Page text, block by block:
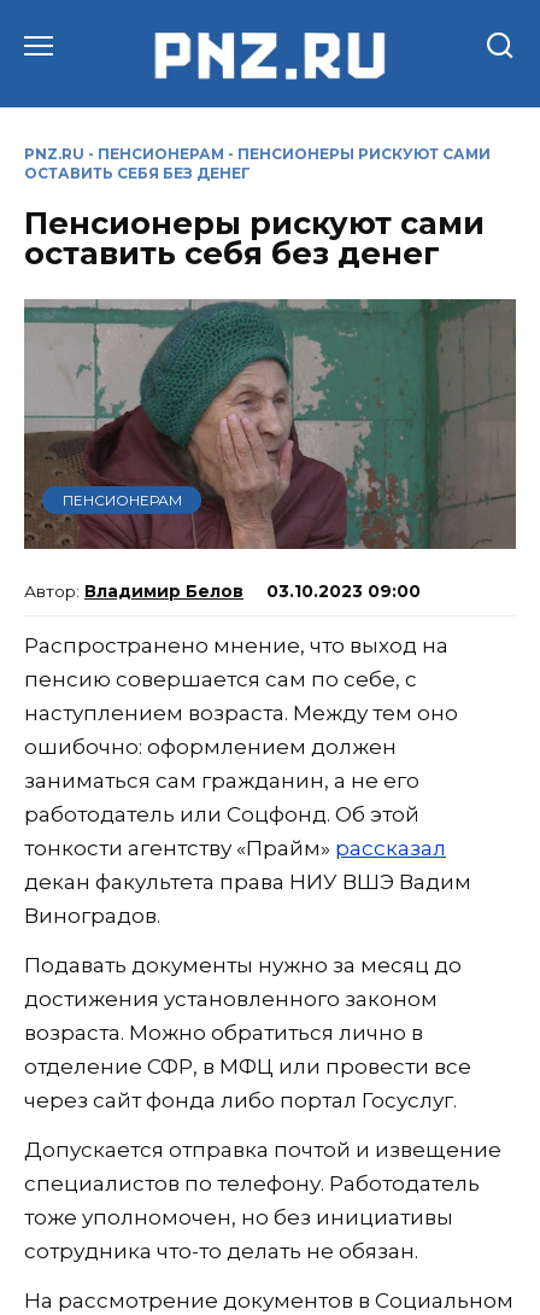
PNZ.RU - ПЕНСИОНЕРАМ - ПЕНСИОНЕРЫ РИСКУЮТ САМИ
ОСТАВИТЬ СЕБЯ БЕЗ ДЕНЕГ
Пенсионеры рискуют сами
оставить себя без денег
ПЕНСИОНЕРАМ
Владимир Белов 03.10.2023 09:00
Распространено мнение, что выход на
пенсию совершается сам по себе, с
наступлением возраста. Между тем оно
ошибочно: оформлением должен
заниматься сам гражданин, а не его
работодатель или Соцфонд. Об этой
тонкости агентству «Прайм» рассказал
декан факультета права НИУ ВШЭ Вадим
Виноградов.
Подавать документы нужно за месяц до
достижения установленного законом
возраста. Можно обратиться лично в
отделение СФР, в МФЦ или провести все
через сайт фонда либо портал Госуслуг.
Допускается отправка почтой и извещение
специалистов по телефону. Работодатель
тоже уполномочен, но без инициативы
сотрудника что-то делать не обязан.
На рассмотрение документов в Социальном